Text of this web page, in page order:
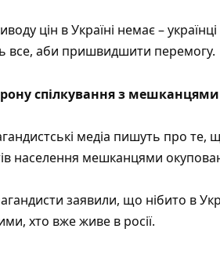
цін в Україні немає –
все, аби пришвидшити перемогу.
спілкування з
медіа пишуть про те,
населення мешканцями
заявили, що нібито в
хто вже живе в росії.